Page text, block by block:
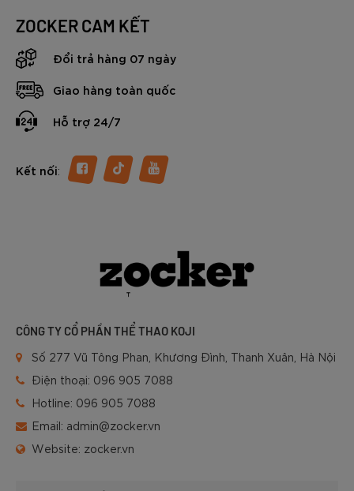
ZOCKER CAM KẾT
Đổi trả hàng 07 ngày
Giao hàng toàn quốc
Hỗ trợ 24/7
Kết nối:
CÔNG TY CỔ PHẦN THỂ THAO KOJI
Số 277 Vũ Tông Phan, Khương Đình, Thanh Xuân, Hà Nội
Điện thoại: 096 905 7088
Hotline: 096 905 7088
Email: admin@zocker.vn
Website: zocker.vn